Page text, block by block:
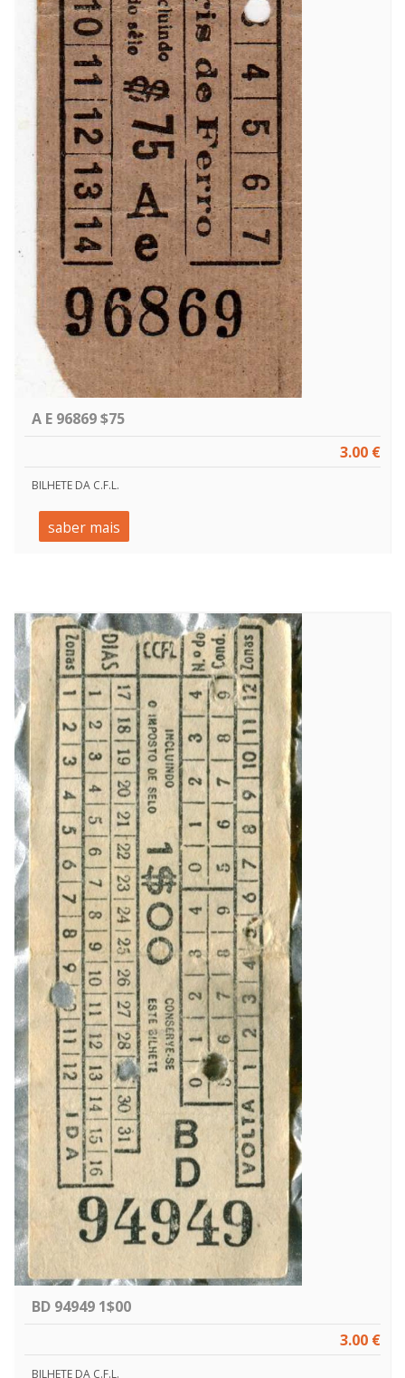
A E 96869 $75
3.00 €
BILHETE DA C.F.L.
saber mais
BD 94949 1$00
3.00 €
BILHETE DA C.F.L.